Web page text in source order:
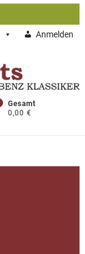
Anmelden
Gesamt
0,00 €